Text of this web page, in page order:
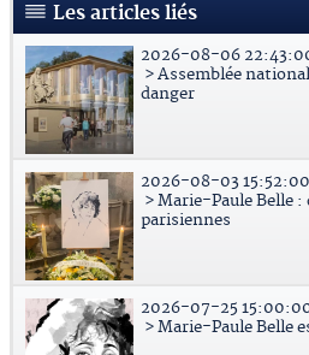
Les articles liés
2026-08-06
> Assemblée
danger
2026-08-03 15:52:00
> Marie-Paule Belle :
parisiennes
2026-07-25
> Marie-Paule Belle